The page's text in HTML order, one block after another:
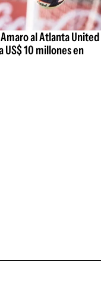
al Atlanta United
US$ 10 millones en